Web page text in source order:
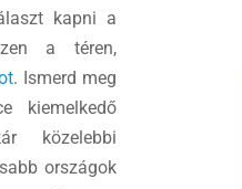
kapni a
a téren,
. Ismerd meg
kiemelkedő
közelebbi
országok